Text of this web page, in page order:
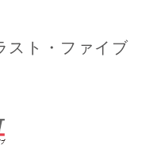
スト・ファイブ